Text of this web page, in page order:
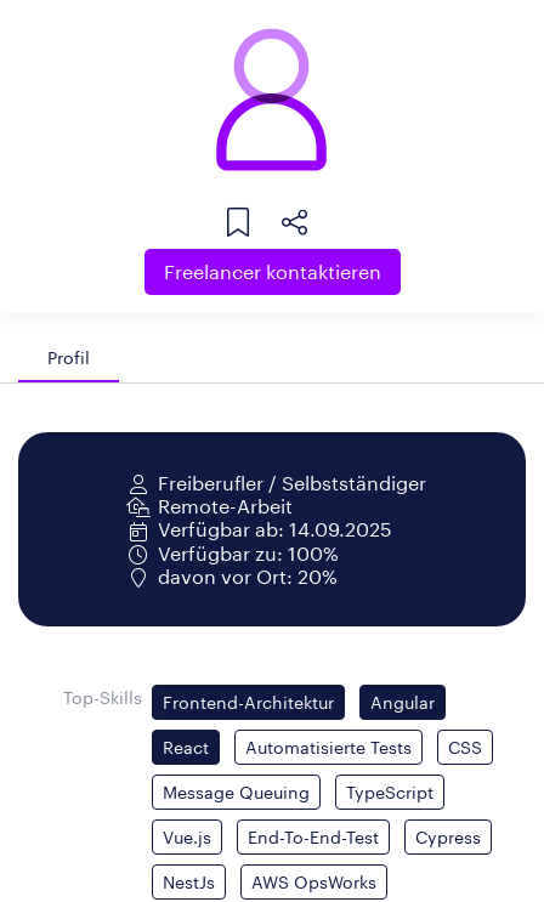
Freelancer kontaktieren
Profil
Freiberufler / Selbstständiger
Remote-Arbeit
Verfügbar ab: 14.09.2025
Verfügbar zu: 100%
davon vor Ort: 20%
Top-Skills Frontend-Architektur Angular
React Automatisierte Tests CSS
Message Queuing TypeScript
Vue.js End-To-End-Test Cypress
NestJs AWS OpsWorks